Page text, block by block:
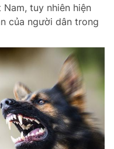
cấp ngày 24.3.2020
Niên. Cấm sao chép
thuận bằng văn bản.
tuy nhiên hiện
của người dân trong